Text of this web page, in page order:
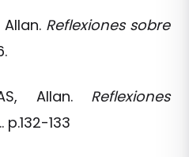
Allan. Reflexiones sobre
Allan. Reflexiones
p.132-133